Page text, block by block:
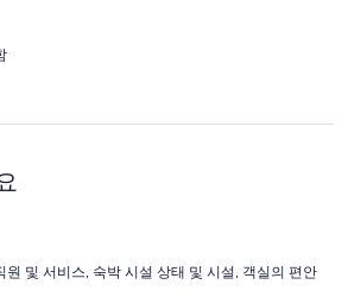
원 및 서비스, 숙박 시설 상태 및 시설, 객실의 편안